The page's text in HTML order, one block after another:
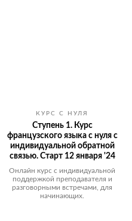
КУРС С НУЛЯ
Ступень 1. Курс
французского языка с нуля с
индивидуальной обратной
связью. Старт 12 января '24
Онлайн курс с индивидуальной
поддержкой преподавателя и
разговорными встречами, для
начинающих.